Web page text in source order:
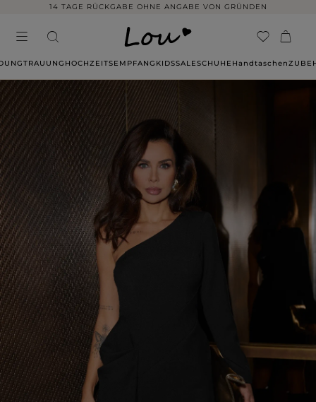
14 TAGE RÜCKGABE OHNE ANGABE VON GRÜNDEN
TRAUUNG HOCHZEITSEMPFANG KIDSSALESCHUHE Handtaschen